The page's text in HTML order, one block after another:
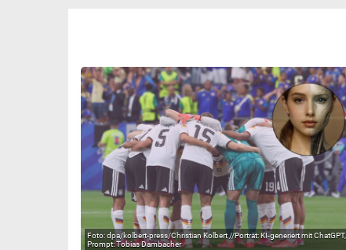
dpa/kolbert-press/Christian Kolbert //Porträt: KI-generiert mit ChatGPT,
Prompt: Tobias Dambacher